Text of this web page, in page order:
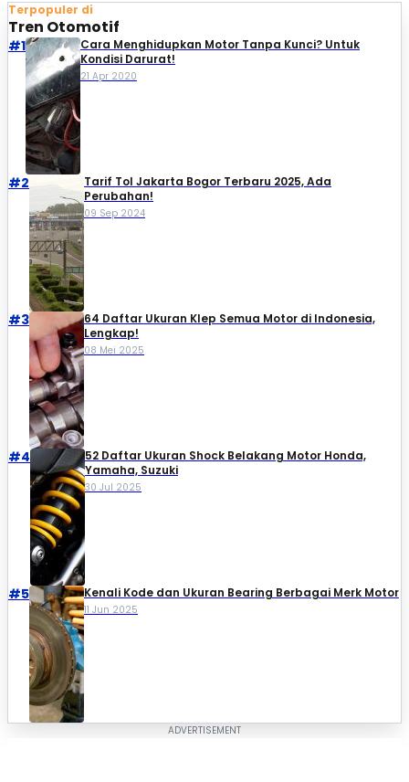
Terpopuler di
Tren Otomotif
#1
Cara Menghidupkan Motor Tanpa Kunci? Untuk
Kondisi Darurat!
21 Apr 2020
#2
Tarif Tol Jakarta Bogor Terbaru 2025, Ada
Perubahan!
09 Sep 2024
#3
64 Daftar Ukuran Klep Semua Motor di Indonesia,
Lengkap!
08 Mei 2025
#4
52 Daftar Ukuran Shock Belakang Motor Honda,
Yamaha, Suzuki​
30 Jul 2025
#5 Kenali Kode dan Ukuran Bearing Berbagai Merk Motor
11 Jun 2025